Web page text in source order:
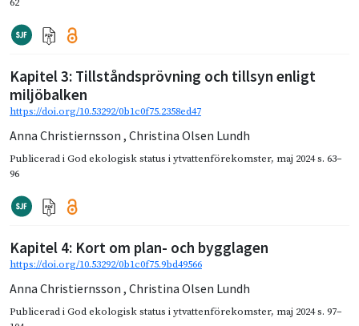
62
Kapitel 3: Tillståndsprövning och tillsyn enligt
miljöbalken
https://doi.org/10.53292/0b1c0f75.2358ed47
Anna Christiernsson , Christina Olsen Lundh
Publicerad iGod ekologisk status i ytvattenförekomster, maj 2024s. 63–
96
Kapitel 4: Kort om plan- och bygglagen
https://doi.org/10.53292/0b1c0f75.9bd49566
Anna Christiernsson , Christina Olsen Lundh
Publicerad iGod ekologisk status i ytvattenförekomster, maj 2024s. 97–